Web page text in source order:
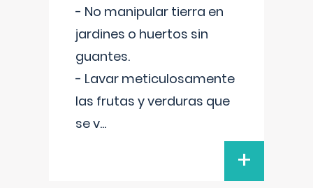
- No manipular tierra en
jardines o huertos sin
guantes.
- Lavar meticulosamente
las frutas y verduras que
se v...
+